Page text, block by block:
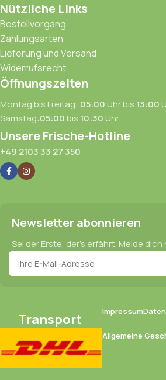
Nützliche Links
Bestellvorgang
Zahlungsarten
Lieferung und Versand
Widerrufsrecht
Öffnungszeiten
Montag bis Freitag: 05:00 Uhr bis 13:00
Samstag:05:00bis 10:30 Uhr
Unsere Frische-Hotline
+49 2103 33 27 350
Newsletter abonnieren
Sei der Erste, der’s erfährt. Melde
Transport Impressum
Allgemeine